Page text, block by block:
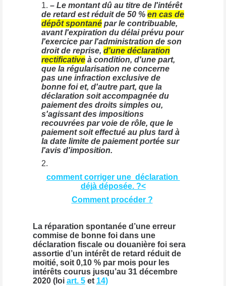
– Le montant dû au titre de l'intérêt
de retard est réduit de 50 %en cas de
dépôt spontané par le contribuable,
avant l'expiration du délai prévu pour
l'exercice par l'administration de son
droit de reprise,d'une déclaration
rectificative à condition, d'une part,
que la régularisation ne concerne
pas une infraction exclusive de
bonne foi et, d'autre part, que la
déclaration soit accompagnée du
paiement des droits simples ou,
s'agissant des impositions
recouvrées par voie de rôle, que le
paiement soit effectué au plus tard à
la date limite de paiement portée sur
l'avis d'imposition.
comment corriger une déclaration
déjà déposée. ?<
Comment procéder ?
La réparation spontanée d’une erreur
commise de bonne foi dans une
déclaration fiscale ou douanière foi sera
assortie d’un intérêt de retard réduit de
moitié, soit 0,10 % par mois pour les
intérêts courus jusqu’au 31 décembre
2020 (loi art. 5et 14)